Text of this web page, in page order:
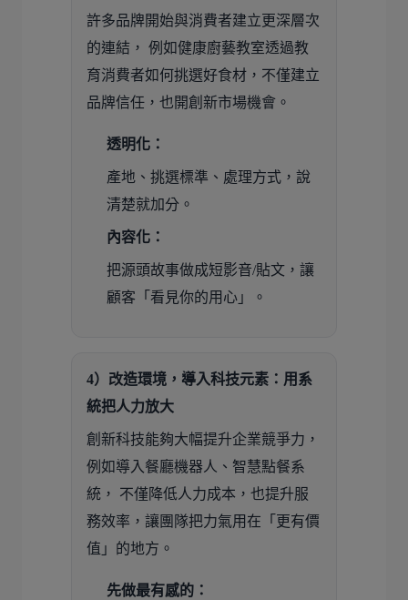
許多品牌開始與消費者建立更深層次
的連結， 例如健康廚藝教室透過教
育消費者如何挑選好食材，不僅建立
品牌信任，也開創新市場機會。
透明化：
產地、挑選標準、處理方式，說
清楚就加分。
內容化：
把源頭故事做成短影音/貼文，讓
顧客「看見你的用心」。
4）改造環境，導入科技元素：用系
統把人力放大
創新科技能夠大幅提升企業競爭力，
例如導入餐廳機器人、智慧點餐系
統， 不僅降低人力成本，也提升服
務效率，讓團隊把力氣用在「更有價
值」的地方。
先做最有感的：